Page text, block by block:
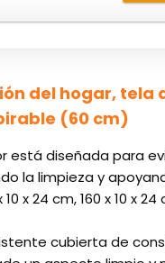
del hogar, tela
(60 cm)
está diseñada para
la limpieza y
24 cm, 160 x 10 x 24
cubierta de